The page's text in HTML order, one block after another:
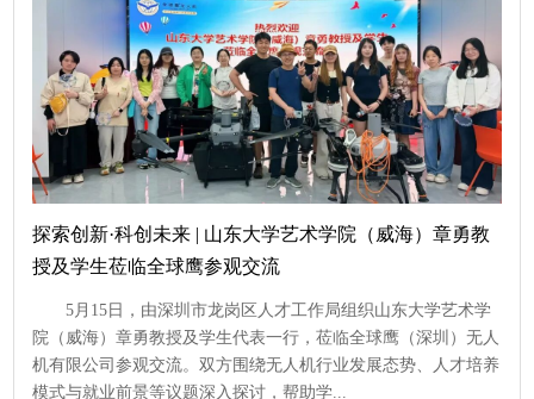
探索创新·科创未来 | 山东大学艺术学院（威海）章勇教
授及学生莅临全球鹰参观交流
5月15日，由深圳市龙岗区人才工作局组织山东大学艺术学
院（威海）章勇教授及学生代表一行，莅临全球鹰（深圳）无人
机有限公司参观交流。双方围绕无人机行业发展态势、人才培养
模式与就业前景等议题深入探讨，帮助学...